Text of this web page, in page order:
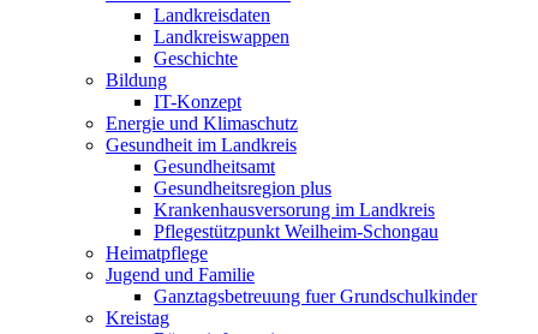
Landkreisdaten
Landkreiswappen
Geschichte
Bildung
IT-Konzept
Energie und Klimaschutz
Gesundheit im Landkreis
Gesundheitsamt
Gesundheitsregion plus
Krankenhausversorung im Landkreis
Pflegestützpunkt Weilheim-Schongau
Heimatpflege
Jugend und Familie
Ganztagsbetreuung fuer Grundschulkinder
Kreistag